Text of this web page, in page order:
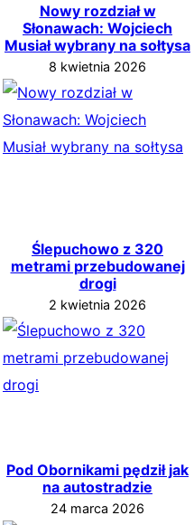
Nowy rozdział w
Słonawach: Wojciech
Musiał wybrany na sołtysa
8 kwietnia 2026
Ślepuchowo z 320
metrami przebudowanej
drogi
2 kwietnia 2026
Pod Obornikami pędził jak
na autostradzie
24 marca 2026